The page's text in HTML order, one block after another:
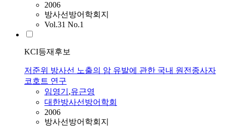
2006
방사선방어학회지
Vol.31 No.1
KCI등재후보
저준위 방사선 노출의 암 유발에 관한 국내 원전종사자
코호트 연구
임영기 ,유근영
대한방사선방어학회
2006
방사선방어학회지